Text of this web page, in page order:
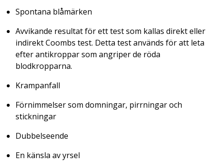
Spontana blåmärken
Avvikande resultat för ett test som kallas direkt eller
indirekt Coombs test. Detta test används för att leta
efter antikroppar som angriper de röda
blodkropparna.
Krampanfall
Förnimmelser som domningar, pirrningar och
stickningar
Dubbelseende
En känsla av yrsel